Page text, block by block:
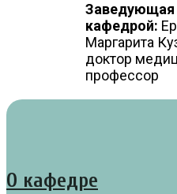
Заведующая
кафедрой:
Маргарита
доктор
профессор
О кафедре